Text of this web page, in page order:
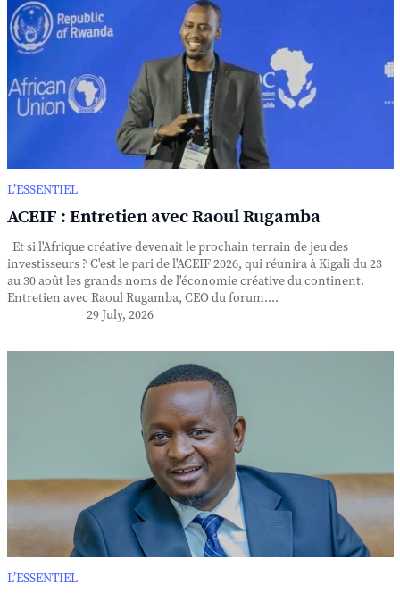
L’ESSENTIEL
ACEIF : Entretien avec Raoul Rugamba
Et si l'Afrique créative devenait le prochain terrain de jeu des
investisseurs ? C'est le pari de l'ACEIF 2026, qui réunira à Kigali du 23
au 30 août les grands noms de l'économie créative du continent.
Entretien avec Raoul Rugamba, CEO du forum....
29 July, 2026
L’ESSENTIEL